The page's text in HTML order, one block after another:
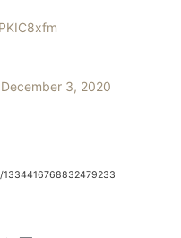
December 3, 2020